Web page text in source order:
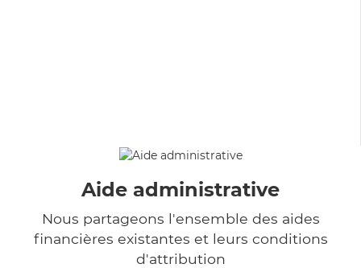
Aide administrative
Nous partageons l'ensemble des aides
financières existantes et leurs conditions
d'attribution